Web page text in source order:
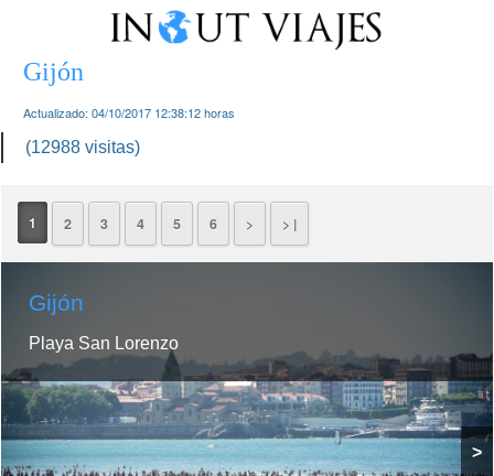
Gijón
Actualizado: 04/10/2017 12:38:12horas
(12988 visitas)
1 2 3 4 5 6 > > |
Gijón
Playa San Lorenzo
>